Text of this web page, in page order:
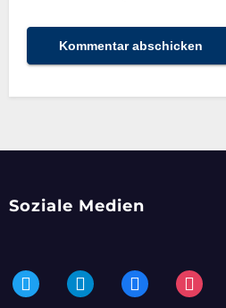
Soziale Medien
twitter telegramfacebook